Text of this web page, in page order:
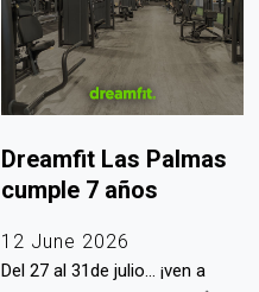
Dreamfit Las Palmas
cumple 7 años
12 June 2026
Del 27 al 31de julio... ¡ven a